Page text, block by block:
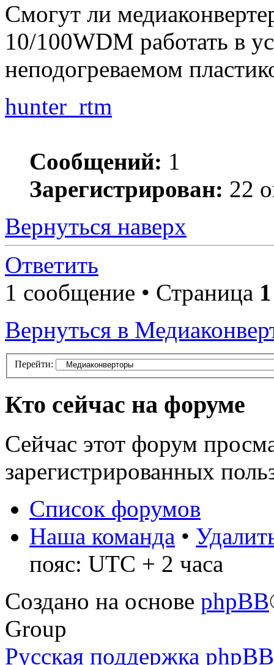
Смогут ли
10/100WDM работать в
неподогреваемом
hunter_rtm
Сообщений: 1
Зарегистрирован: 22
Вернуться наверх
Ответить
1 сообщение • Страница 1
Вернуться в
Перейти:
Кто сейчас на форуме
Сейчас этот форум
зарегистрированных
Список форумов
Наша команда •
пояс: UTC + 2 часа
Создано на основе phpBB
Group
Русская поддержка phpBB